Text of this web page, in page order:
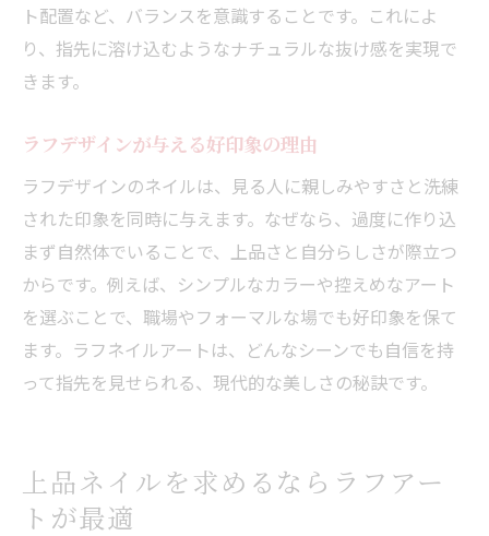
ト配置など、バランスを意識することです。これによ
り、指先に溶け込むようなナチュラルな抜け感を実現で
きます。
ラフデザインが与える好印象の理由
ラフデザインのネイルは、見る人に親しみやすさと洗練
された印象を同時に与えます。なぜなら、過度に作り込
まず自然体でいることで、上品さと自分らしさが際立つ
からです。例えば、シンプルなカラーや控えめなアート
を選ぶことで、職場やフォーマルな場でも好印象を保て
ます。ラフネイルアートは、どんなシーンでも自信を持
って指先を見せられる、現代的な美しさの秘訣です。
上品ネイルを求めるならラフアー
トが最適